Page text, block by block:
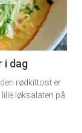
i dag
rødkittost er
løksalaten på